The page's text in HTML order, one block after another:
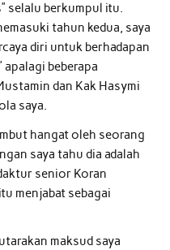
selalu berkumpul itu.
tahun kedua, saya
diri untuk berhadapan
beberapa
dan Kak Hasymi
saya.
hangat oleh seorang
saya tahu dia adalah
senior Koran
menjabat sebagai
maksud saya